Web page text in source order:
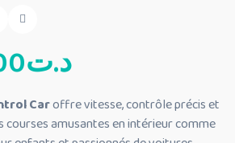
د.تLe
prix
Caroffre vitesse, contrôle précis et
courses amusantes en intérieur comme